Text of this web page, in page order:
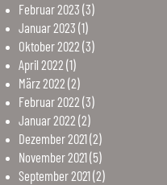
Februar2023 (3)
Januar2023 (1)
Oktober2022 (3)
April 2022 (1)
März2022 (2)
Februar2022 (3)
Januar2022 (2)
Dezember2021(2)
November2021(5)
September2021(2)